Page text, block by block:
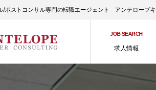
/ポストコンサル専門の転職エージェント アンテロープ
JOB SEARCH
求人情報